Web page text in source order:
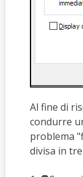
Al fine di
condurre
problema
divisa in